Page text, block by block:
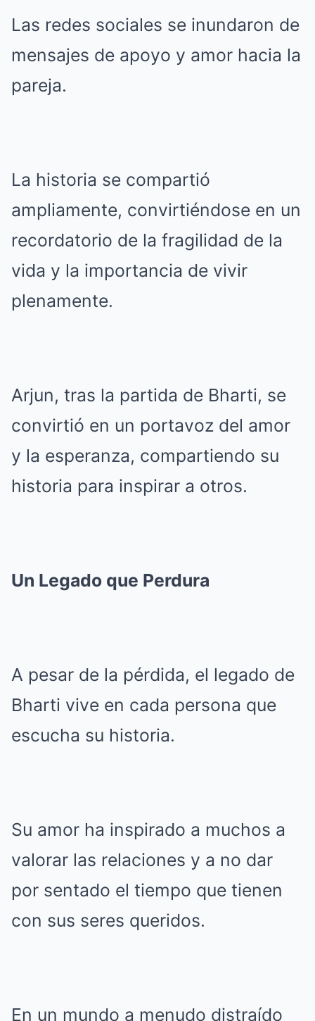
Las redes sociales se inundaron de
mensajes de apoyo y amor hacia la
pareja.
La historia se compartió
ampliamente, convirtiéndose en un
recordatorio de la fragilidad de la
vida y la importancia de vivir
plenamente.
Arjun, tras la partida de Bharti, se
convirtió en un portavoz del amor
y la esperanza, compartiendo su
historia para inspirar a otros.
Un Legado que Perdura
A pesar de la pérdida, el legado de
Bharti vive en cada persona que
escucha su historia.
Su amor ha inspirado a muchos a
valorar las relaciones y a no dar
por sentado el tiempo que tienen
con sus seres queridos.
En un mundo a menudo distraído